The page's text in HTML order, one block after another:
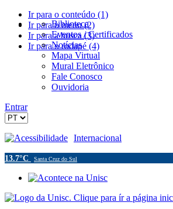
Ir para o conteúdo (1)
Ir para o menu (2)
Ir para a busca (3)
Ir para o rodapé (4)
Biblioteca
Eventos / Certificados
Notícias
Mapa Virtual
Mural Eletrônico
Fale Conosco
Ouvidoria
Entrar
Acessibilidade Internacional
13.7°C Santa Cruz do Sul